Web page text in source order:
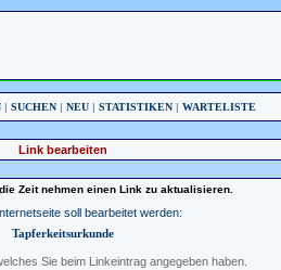
| SUCHEN | NEU | STATISTIKEN | WARTELISTE
Link bearbeiten
Zeit nehmen einen Link zu aktualisieren.
soll bearbeitet werden:
Tapferkeitsurkunde
Sie beim Linkeintrag angegeben haben.